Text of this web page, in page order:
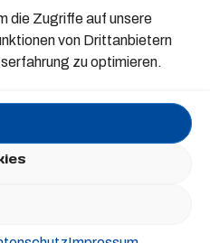
die Zugriffe auf unsere
von Drittanbietern
zu optimieren.